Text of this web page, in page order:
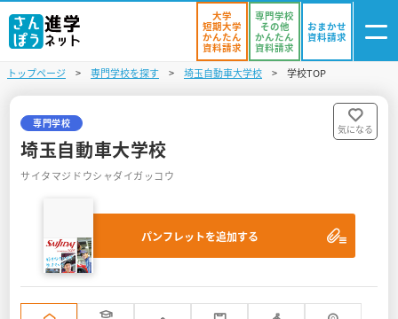
資料リスト
進学イベント
入試・受験入門
大学
短期大学
かんたん
資料請求
専門学校
その他
かんたん
資料請求
おまかせ
資料請求
トップページ 専門学校を探す 埼玉自動車大学校 学校TOP
専門学校
埼玉自動車大学校
サイタマジドウシャダイガッコウ
パンフレットを追加する
気になる